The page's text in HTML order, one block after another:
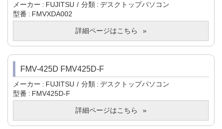
メーカー FUJITSU 分類
デスクトップパソコン
型番
FMVXDA002
詳細ページはこちら
FMV-425D FMV425D-F
メーカー FUJITSU 分類
デスクトップパソコン
型番
FMV425D-F
詳細ページはこちら